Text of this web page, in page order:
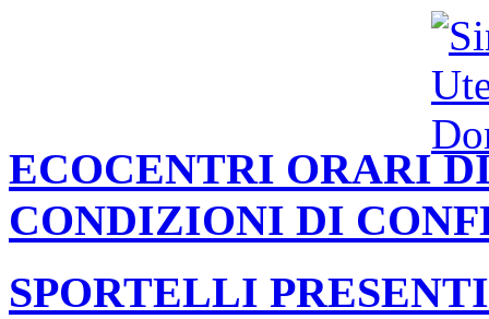
ECOCENTRI ORARI
CONDIZIONI DI
SPORTELLI